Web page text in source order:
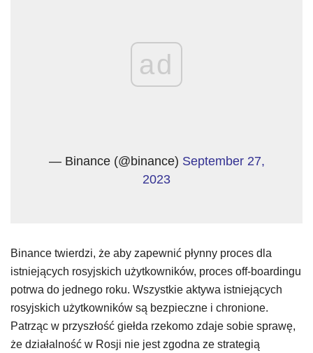
ad
— Binance (@binance) September 27,
2023
Binance twierdzi, że aby zapewnić płynny proces dla
istniejących rosyjskich użytkowników, proces off-boardingu
potrwa do jednego roku. Wszystkie aktywa istniejących
rosyjskich użytkowników są bezpieczne i chronione.
Patrząc w przyszłość giełda rzekomo zdaje sobie sprawę,
że działalność w Rosji nie jest zgodna ze strategią